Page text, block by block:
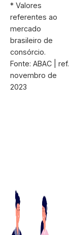
* Valores
referentes ao
mercado
brasileiro de
consórcio.
Fonte: ABAC | ref.
novembro de
2023